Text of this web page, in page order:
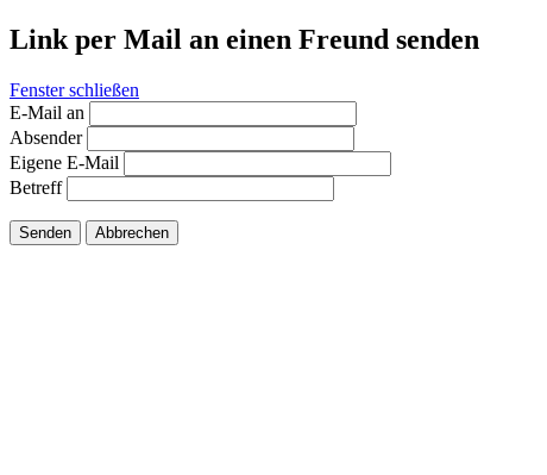
Link per Mail an einen Freund senden
Fenster schließen
E-Mail an
Absender
Eigene E-Mail
Betreff
Senden Abbrechen